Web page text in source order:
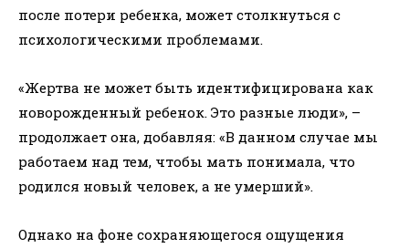
после потери ребенка, может столкнуться с
психологическими проблемами.
«Жертва не может быть идентифицирована как
новорожденный ребенок. Это разные люди», –
продолжает она, добавляя: «В данном случае мы
работаем над тем, чтобы мать понимала, что
родился новый человек, а не умерший».
Однако на фоне сохраняющегося ощущения